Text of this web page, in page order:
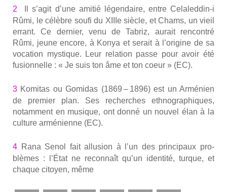
2 Il s’a­git d’une ami­tié légen­daire, entre Celaleddin‑i
Rûmi, le célèbre sou­fi du XIIIe siècle, et Chams, un vieil
errant. Ce der­nier, venu de Tabriz, aurait ren­con­tré
Rûmi, jeune encore, à Konya et serait à l’o­ri­gine de sa
voca­tion mys­tique. Leur rela­tion passe pour avoir été
fusion­nelle : « Je suis ton âme et ton coeur » (EC).
3 Komi­tas ou Gomi­das (1869 – 1896) est un Armé­nien
de pre­mier plan. Ses recherches eth­no­gra­phiques,
notam­ment en musique, ont don­né un nou­vel élan à la
culture armé­nienne (EC).
4 Rana Senol fait allu­sion à l’un des prin­ci­paux pro­
blèmes : l’État ne recon­naît qu’un iden­ti­té, turque, et
chaque citoyen, même